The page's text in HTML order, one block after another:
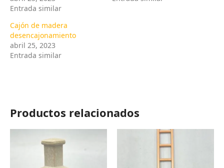
Entrada similar
Cajón de madera
desencajonamiento
abril 25, 2023
Entrada similar
Productos relacionados